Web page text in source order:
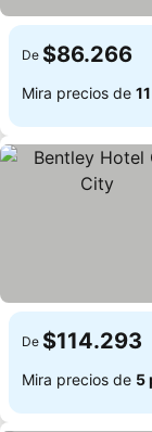
De $86.266
Mira precios de
De $114.293
Mira precios de 5